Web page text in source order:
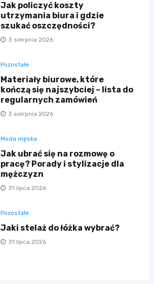
Jak policzyć koszty
utrzymania biura i gdzie
szukać oszczędności?
3 sierpnia 2026
Pozostałe
Materiały biurowe, które
kończą się najszybciej – lista do
regularnych zamówień
3 sierpnia 2026
Moda męska
Jak ubrać się na rozmowę o
pracę? Porady i stylizacje dla
mężczyzn
31 lipca 2026
Pozostałe
Jaki stelaż do łóżka wybrać?
31 lipca 2026